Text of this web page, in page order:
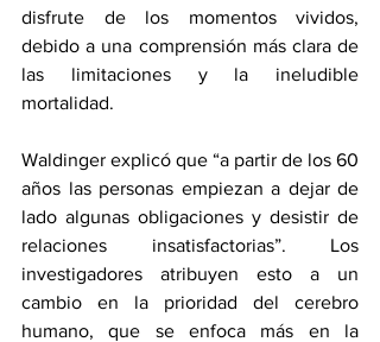
disfrute de los momentos vividos,
debido a una comprensión más clara de
las limitaciones y la ineludible
mortalidad.
Waldinger explicó que “a partir de los 60
años las personas empiezan a dejar de
lado algunas obligaciones y desistir de
relaciones insatisfactorias”. Los
investigadores atribuyen esto a un
cambio en la prioridad del cerebro
humano, que se enfoca más en la